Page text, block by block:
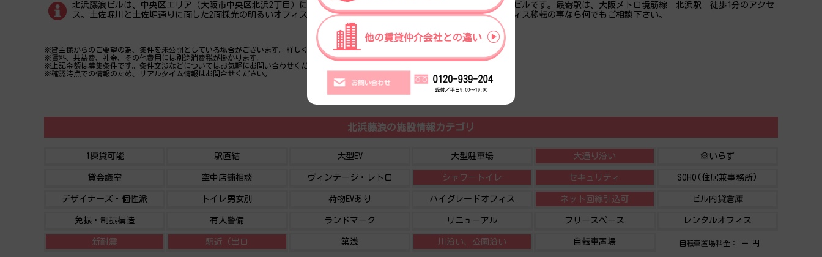
北浜藤浪ビルは、中央区エリア（大阪市中央区北浜2丁目）にある、1988年竣工、地上8階地下1階建の賃貸オフィスビルです。最寄駅は、大阪メトロ境筋線 北浜駅 徒歩1分のアクセ
ス。土佐堀川と土佐堀通りに面した2面採光の明るいオフィス。是非一度ご内覧下さいませ！その他、事務所、オフィス移転の事なら何でもご相談下さい。
※貸主様からのご要望の為、条件を未公開としている場合がございます。詳しくお聞きになりたい場合は、弊社までご連絡ください。
※賃料、共益費、礼金、その他費用には別途消費税が掛かります。
※上記金額は募集条件です。条件交渉などについてはお気軽にお問い合わせください。
※確認時点での情報のため、リアルタイム情報はお問合せください。
北浜藤浪の施設情報カテゴリ
1棟貸可能 駅直結 大型EV 大型駐車場 大通り沿い 傘いらず
貸会議室 空中店舗相談 ヴィンテージ・レトロ シャワートイレ セキュリティ SOHO(住居兼事務所)
デザイナーズ・個性派 トイレ男女別 荷物EVあり ハイグレードオフィス ネット回線引込可 ビル内貸倉庫
免振・制振構造 有人警備 ランドマーク リニューアル フリースペース レンタルオフィス
新耐震 駅近（出口 築浅 川沿い、公園沿い 自転車置場 自転車置場料金： ー 円